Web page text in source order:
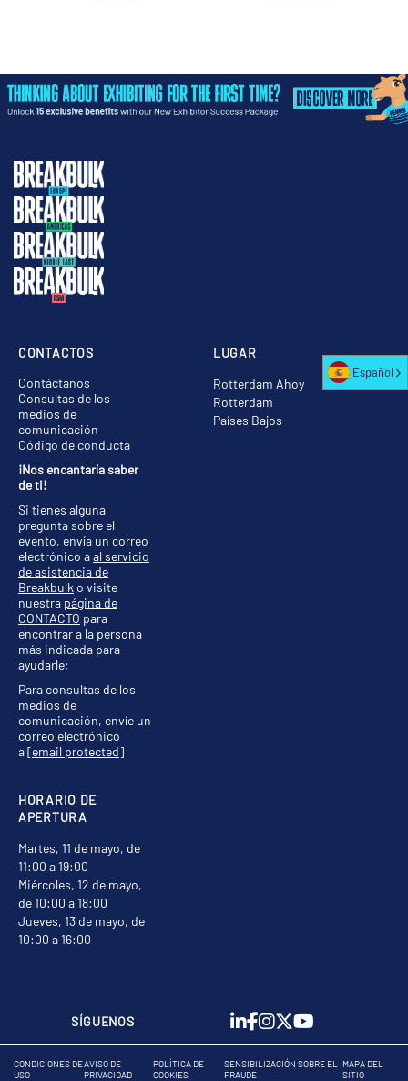
LUGAR
Rotterdam Ahoy
Rotterdam
Países Bajos
HORARIO DE
APERTURA
Martes, 11 de mayo, de
11:00 a 19:00
Miércoles, 12 de mayo,
de 10:00 a 18:00
Jueves, 13 de mayo, de
10:00 a 16:00
CONTACTOS
Contáctanos
Consultas de los
medios de
comunicación
Código de conducta
¡Nos encantaría saber
de ti!
Si tienes alguna
pregunta sobre el
evento, envía un correo
electrónico aal servicio
de asistencia de
Breakbulk o visite
nuestra página de
CONTACTO para
encontrar a la persona
más indicada para
ayudarle;
Para consultas de los
medios de
comunicación, envíe un
correo electrónico
a[email protected]
SÍGUENOS
CONDICIONES DE
USO
AVISO DE
PRIVACIDAD
POLÍTICA DE
COOKIES
SENSIBILIZACIÓN SOBRE EL
FRAUDE
MAPA DEL
SITIO
Español